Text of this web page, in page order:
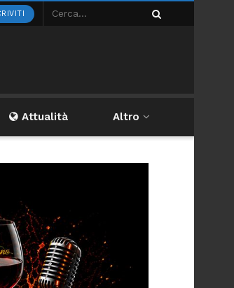
Attualità Altro